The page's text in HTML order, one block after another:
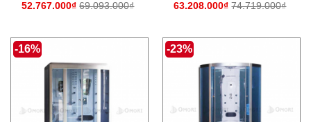
Được
0
sao
52.767.000₫ 69.093.000₫
Được
0
sao
63.208.000₫ 74.719.000₫
-16% -23%